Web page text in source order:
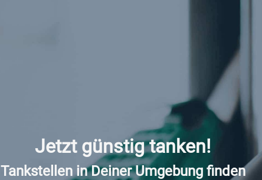
Jetzt günstig tanken!
Tankstellen in Deiner Umgebung finden